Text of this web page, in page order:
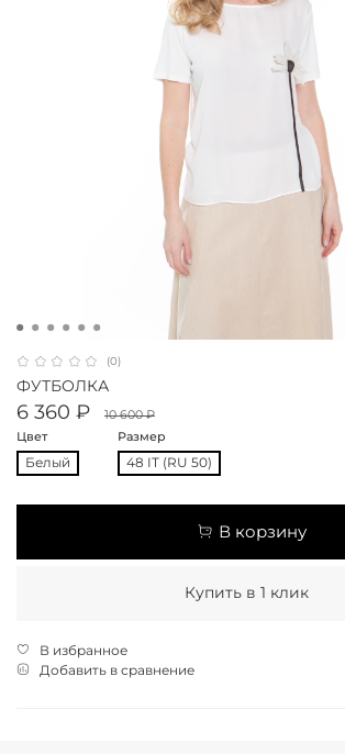
(0)
ФУТБОЛКА
6 360 ₽
10 600 ₽
Цвет
Белый
Размер
48 IT (RU 50)
В корзину
Купить в 1 клик
В избранное
Добавить в сравнение